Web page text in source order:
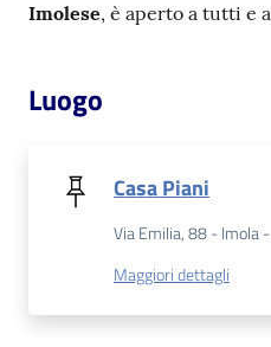
su
Imolese, è aperto a tutti e
Luogo
Casa Piani
Via Emilia, 88 - Imola
Maggiori dettagli